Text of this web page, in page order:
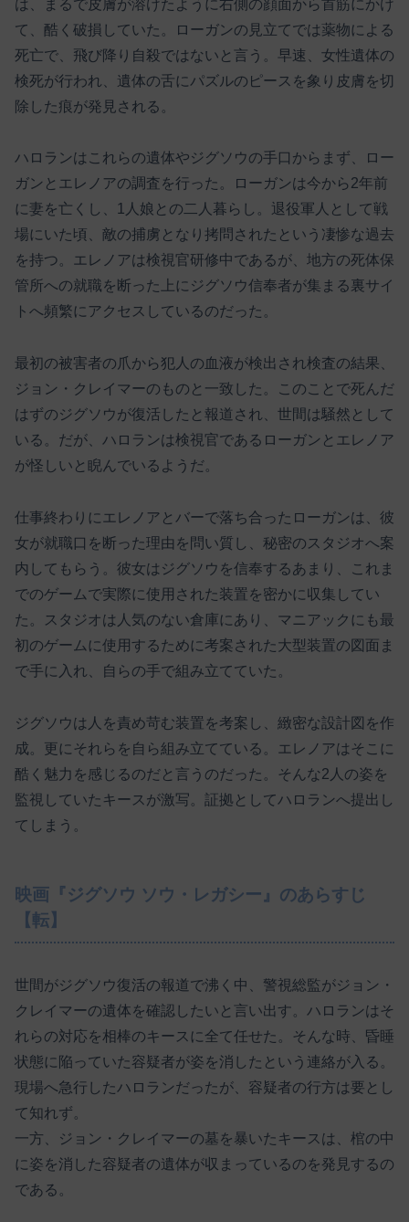
は、まるで皮膚が溶けたように右側の顔面から首筋にかけ
て、酷く破損していた。ローガンの見立てでは薬物による
死亡で、飛び降り自殺ではないと言う。早速、女性遺体の
検死が行われ、遺体の舌にパズルのピースを象り皮膚を切
除した痕が発見される。
ハロランはこれらの遺体やジグソウの手口からまず、ロー
ガンとエレノアの調査を行った。ローガンは今から2年前
に妻を亡くし、1人娘との二人暮らし。退役軍人として戦
場にいた頃、敵の捕虜となり拷問されたという凄惨な過去
を持つ。エレノアは検視官研修中であるが、地方の死体保
管所への就職を断った上にジグソウ信奉者が集まる裏サイ
トへ頻繁にアクセスしているのだった。
最初の被害者の爪から犯人の血液が検出され検査の結果、
ジョン・クレイマーのものと一致した。このことで死んだ
はずのジグソウが復活したと報道され、世間は騒然として
いる。だが、ハロランは検視官であるローガンとエレノア
が怪しいと睨んでいるようだ。
仕事終わりにエレノアとバーで落ち合ったローガンは、彼
女が就職口を断った理由を問い質し、秘密のスタジオへ案
内してもらう。彼女はジグソウを信奉するあまり、これま
でのゲームで実際に使用された装置を密かに収集してい
た。スタジオは人気のない倉庫にあり、マニアックにも最
初のゲームに使用するために考案された大型装置の図面ま
で手に入れ、自らの手で組み立てていた。
ジグソウは人を責め苛む装置を考案し、緻密な設計図を作
成。更にそれらを自ら組み立てている。エレノアはそこに
酷く魅力を感じるのだと言うのだった。そんな2人の姿を
監視していたキースが激写。証拠としてハロランへ提出し
てしまう。
映画『ジグソウ ソウ・レガシー』のあらすじ
【転】
世間がジグソウ復活の報道で沸く中、警視総監がジョン・
クレイマーの遺体を確認したいと言い出す。ハロランはそ
れらの対応を相棒のキースに全て任せた。そんな時、昏睡
状態に陥っていた容疑者が姿を消したという連絡が入る。
現場へ急行したハロランだったが、容疑者の行方は要とし
て知れず。
一方、ジョン・クレイマーの墓を暴いたキースは、棺の中
に姿を消した容疑者の遺体が収まっているのを発見するの
である。